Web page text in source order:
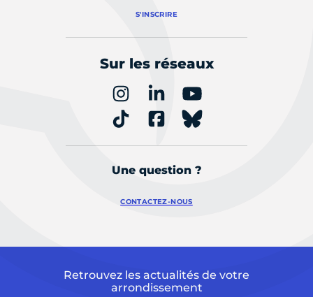
S'INSCRIRE
Sur les réseaux
Une question ?
CONTACTEZ-NOUS
Retrouvez les actualités de votre
arrondissement